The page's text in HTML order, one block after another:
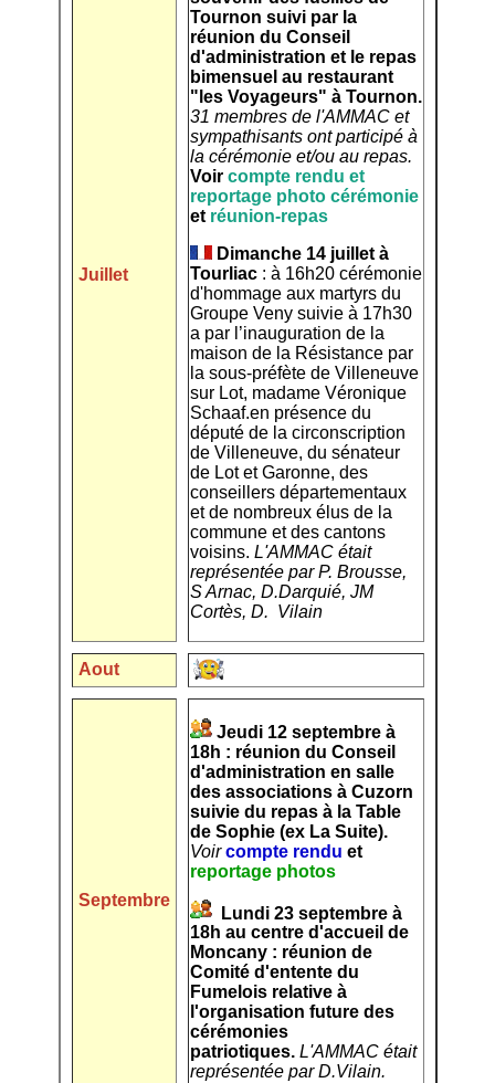
Juillet
Tournon suivi par la
réunion du Conseil
d'administration et le repas
bimensuel au restaurant
"les Voyageurs" à Tournon.
31 membres de l'AMMAC et
sympathisants ont participé à
la cérémonie et/ou au repas.
Voir compte rendu et
reportage photo cérémonie
et réunion-repas
Dimanche 14 juillet à
Tourliac: à 16h20 cérémonie
d'hommage aux martyrs du
Groupe Veny suivie à 17h30
a par l’inauguration de la
maison de la Résistance par
la sous-préfète de Villeneuve
sur Lot, madame Véronique
Schaaf.en présence du
député de la circonscription
de Villeneuve, du sénateur
de Lot et Garonne, des
conseillers départementaux
et de nombreux élus de la
commune et des cantons
voisins. L'AMMAC était
représentée par P. Brousse,
S Arnac, D.Darquié, JM
Cortès, D. Vilain
Aout
Septembre
Jeudi 12 septembre à
18h : réunion du Conseil
d'administration en salle
des associations à Cuzorn
suivie du repas à la Table
de Sophie (ex La Suite).
Voir compte rendu et
reportage photos
Lundi 23 septembre à
18h au centre d'accueil de
Moncany : réunion de
Comité d'entente du
Fumelois relative à
l'organisation future des
cérémonies
patriotiques. L'AMMAC était
représentée par D.Vilain.